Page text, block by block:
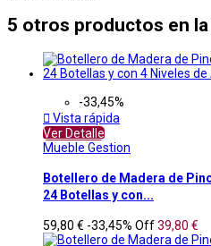
5 otros productos en
-33,45%
 Vista rápida
Ver Detalle
Mueble Gestion
Botellero de Madera de
24 Botellas y con...
59,80 € -33,45% Off39,80 €